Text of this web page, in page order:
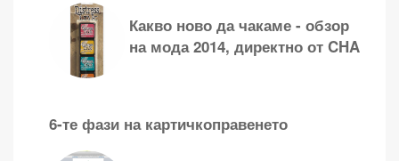
Какво ново да чакаме - обзор
на мода 2014, директно от CHA
6-те фази на картичкоправенето